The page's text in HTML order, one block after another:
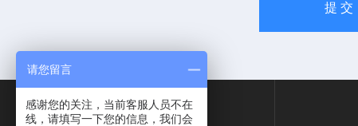
请您留言
感谢您的关注，当前客服人员不在
线，请填写一下您的信息，我们会